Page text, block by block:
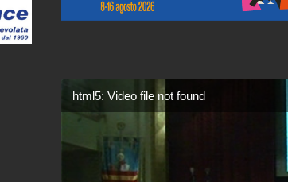
html5: Video file not found